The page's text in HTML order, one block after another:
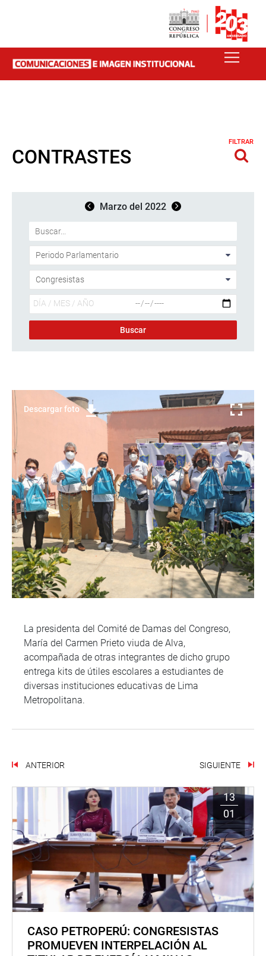
CONTRASTES
FILTRAR
Marzo del 2022
Descargar foto
La presidenta del Comité de Damas del Congreso,
María del Carmen Prieto viuda de Alva,
acompañada de otras integrantes de dicho grupo
entrega kits de útiles escolares a estudiantes de
diversas instituciones educativas de Lima
Metropolitana.
ANTERIOR SIGUIENTE
13
01
CASO PETROPERÚ: CONGRESISTAS
PROMUEVEN INTERPELACIÓN AL